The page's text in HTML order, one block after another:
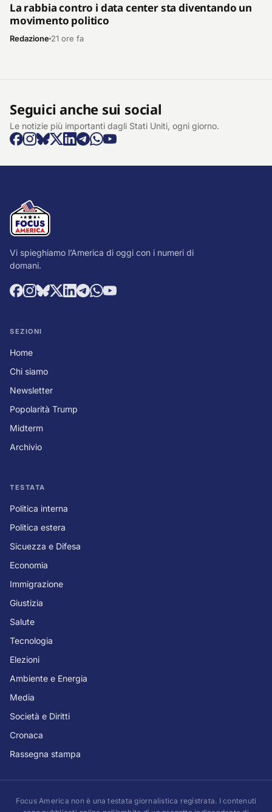
La rabbia contro i data center sta diventando un
movimento politico
Redazione 21 ore fa
Seguici anche sui social
Le notizie più importanti dagli Stati Uniti, ogni giorno.
Vi spieghiamo l’America di oggi con i numeri di
domani.
SEZIONI
Home
Chi siamo
Newsletter
Popolarità Trump
Midterm
Archivio
TESTATA
Politica interna
Politica estera
Sicuezza e Difesa
Economia
Immigrazione
Giustizia
Salute
Tecnologia
Elezioni
Ambiente e Energia
Media
Società e Diritti
Cronaca
Rassegna stampa
Focus America non è una testata giornalistica registrata. I contenuti